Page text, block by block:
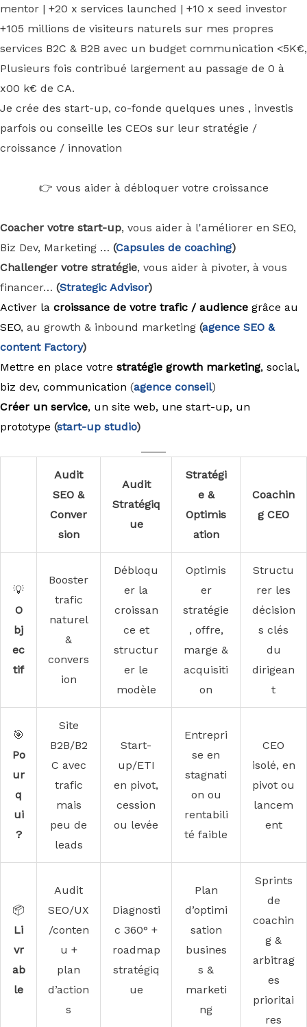
mentor | +20 x services launched | +10 x seed investor
+105 millions de visiteurs naturels sur mes propres
services B2C & B2B avec un budget communication <5K€,
Plusieurs fois contribué largement au passage de 0 à
x00 k€ de CA.
Je crée des start-up, co-fonde quelques unes , investis
parfois ou conseille les CEOs sur leur stratégie /
croissance / innovation
👉 vous aider à débloquer votre croissance
Coacher votre start-up, vous aider à l'améliorer en SEO,
Biz Dev, Marketing … (Capsules de coaching)
Challenger votre stratégie, vous aider à pivoter, à vous
financer… (Strategic Advisor)
Activer la croissance de votre trafic / audience grâce au
SEO, au growth & inbound marketing (agence SEO &
content Factory)
Mettre en place votre stratégie growth marketing, social,
biz dev, communication (agence conseil)
Créer un service, un site web, une start-up, un
prototype (start-up studio)
Audit
SEO &
Conver
sion
Audit
Stratégiq
ue
Stratégi
e &
Optimis
ation
Coachin
g CEO
💡
O
bj
ec
tif
Booster
trafic
naturel
&
convers
ion
Débloqu
er la
croissan
ce et
structur
er le
modèle
Optimis
er
stratégie
, offre,
marge &
acquisiti
on
Structu
rer les
décision
s clés
du
dirigean
t
🎯
Po
ur
q
ui
?
Site
B2B/B2
C avec
trafic
mais
peu de
leads
Start-
up/ETI
en pivot,
cession
ou levée
Entrepri
se en
stagnati
on ou
rentabili
té faible
CEO
isolé, en
pivot ou
lancem
ent
📦
Li
vr
ab
le
Audit
SEO/UX
/conten
u +
plan
d’action
s
Diagnosti
c 360° +
roadmap
stratégiq
ue
Plan
d’optimi
sation
busines
s &
marketi
ng
Sprints
de
coachin
g &
arbitrag
es
prioritai
res